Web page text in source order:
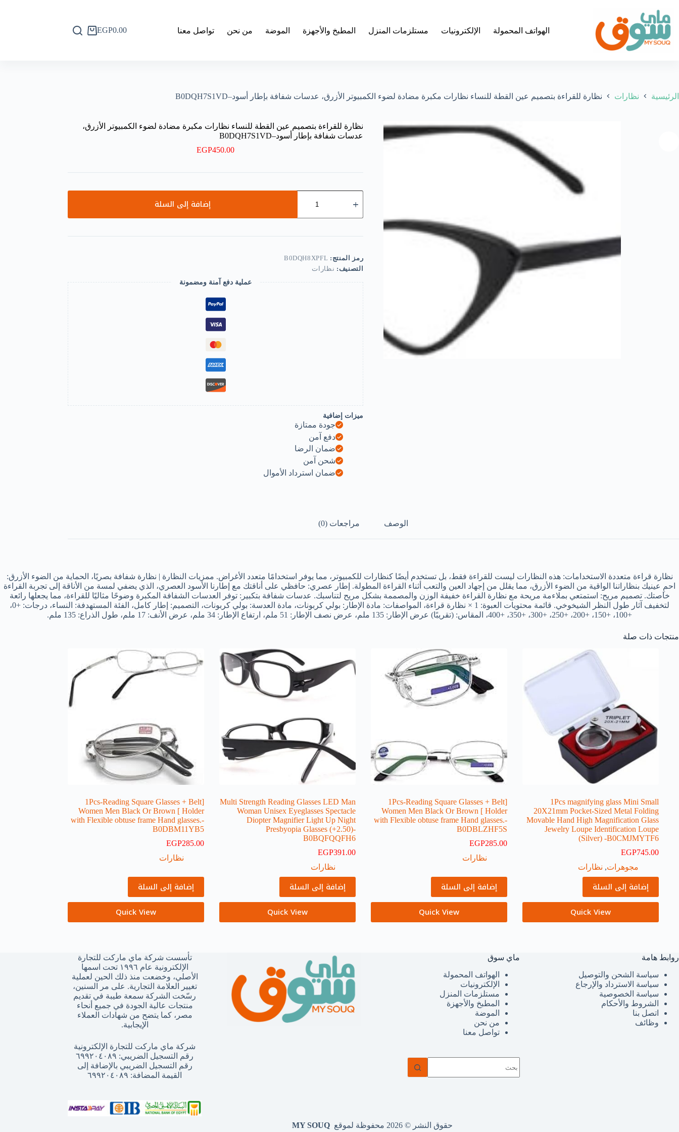
إلى
المحتوى
الهواتف المحمولة الإلكترونيات مستلزمات المنزل المطبخ والأجهزة الموضة من نحن تواصل معنا
عربةEGP0.00
الرئيسية نظارات نظارة للقراءة بتصميم عين القطة للنساء نظارات مكبرة مضادة لضوء الكمبيوتر الأزرق، عدسات شفافة بإطار أسود–B0DQH7S1VD
نظارة للقراءة بتصميم عين القطة للنساء نظارات مكبرة مضادة لضوء الكمبيوتر الأزرق،
عدسات شفافة بإطار أسود–B0DQH7S1VD
EGP450.00
نظارة
نظارات
مكبرة
لضوء
الكمبيوتر
الأزرق،
عدسات
شفافة
بإطار
أسود-
-
B0DQH7S1VD
إضافة إلى السلة
رمز المنتج: B0DQH8XPFL
التصنيف: نظارات
عملية دفع آمنة ومضمونة
ميزات إضافية
جودة ممتازة
دفع آمن
ضمان الرضا
شحن آمن
ضمان استرداد الأموال
الوصف مراجعات (0)
نظارة قراءة متعددة الاستخدامات: هذه النظارات ليست للقراءة فقط، بل تستخدم أيضًا كنظارات للكمبيوتر، مما يوفر استخدامًا متعدد الأغراض. ممزيات النظارة | نظارة شفافة بصريًا، الحماية من الضوء الأزرق:
احمِ عينيك بنظاراتنا الواقية من الضوء الأزرق، مما يقلل من إجهاد العين والتعب أثناء القراءة المطولة. إطار عصري: حافظي على أناقتك مع إطارنا الأسود العصري، الذي يضفي لمسة من الأناقة إلى تجربة القراءة
خاصتك. تصميم مريح: استمتعي بملاءمة مريحة مع نظارة القراءة خفيفة الوزن والمصممة بشكل مريح لتناسبك. عدسات شفافة بتكبير: توفر العدسات الشفافة المكبرة وضوحًا مثاليًا للقراءة، مما يجعلها رائعة
لتخفيف آثار طول النظر الشيخوخي. قائمة محتويات العبوة: 1 × نظارة قراءة، المواصفات: مادة الإطار: بولي كربونات، مادة العدسة: بولي كربونات، التصميم: إطار كامل، الفئة المستهدفة: النساء، درجات: +0،
+100، +150، +200، +250، +300، +350، +400، المقاس: (تقريبًا) عرض الإطار: 135 ملم، عرض نصف الإطار: 51 ملم، ارتفاع الإطار: 34 ملم، عرض الأنف: 17 ملم، طول الذراع: 135 ملم.
منتجات ذات صلة
1Pcs magnifying glass Mini Small
20X21mm Pocket-Sized Metal Folding
Movable Hand High Magnification Glass
Jewelry Loupe Identification Loupe
(Silver) -B0CMJMYTF6
EGP745.00
مجوهرات, نظارات
إضافة إلى السلة
Quick View
[1Pcs-Reading Square Glasses + Belt
Holder ] Women Men Black Or Brown
with Flexible obtuse frame Hand glasses.-
B0DBLZHF5S
EGP285.00
نظارات
إضافة إلى السلة
Quick View
Multi Strength Reading Glasses LED Man
Woman Unisex Eyeglasses Spectacle
Diopter Magnifier Light Up Night
Presbyopia Glasses (+2.50)-
B0BQFQQFH6
EGP391.00
نظارات
إضافة إلى السلة
Quick View
[1Pcs-Reading Square Glasses + Belt
Holder ] Women Men Black Or Brown
with Flexible obtuse frame Hand glasses.-
B0DBM11YB5
EGP285.00
نظارات
إضافة إلى السلة
Quick View
روابط هامة
سياسة الشحن والتوصيل
سياسة الاسترداد والإرجاع
سياسة الخصوصية
الشروط والأحكام
اتصل بنا
وظائف
ماي سوق
الهواتف المحمولة
الإلكترونيات
مستلزمات المنزل
المطبخ والأجهزة
الموضة
من نحن
تواصل معنا
توجد
تأسست شركة ماي ماركت للتجارة
الإلكترونية عام ١٩٩٦ تحت اسمها
الأصلي، وخضعت منذ ذلك الحين لعملية
تغيير العلامة التجارية. على مر السنين،
رسّخت الشركة سمعة طيبة في تقديم
منتجات عالية الجودة في جميع أنحاء
مصر، كما يتضح من شهادات العملاء
الإيجابية.
شركة ماي ماركت للتجارة الإلكترونية
رقم التسجيل الضريبي: ٦٩٩٢٠٤٠٨٩
رقم التسجيل الضريبي بالإضافة إلى
القيمة المضافة: ٦٩٩٢٠٤٠٨٩
حقوق النشر © 2026 محفوظة لموقع MY SOUQ